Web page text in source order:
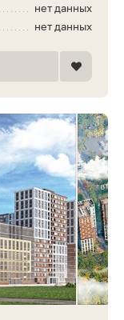
нет данных
нет данных